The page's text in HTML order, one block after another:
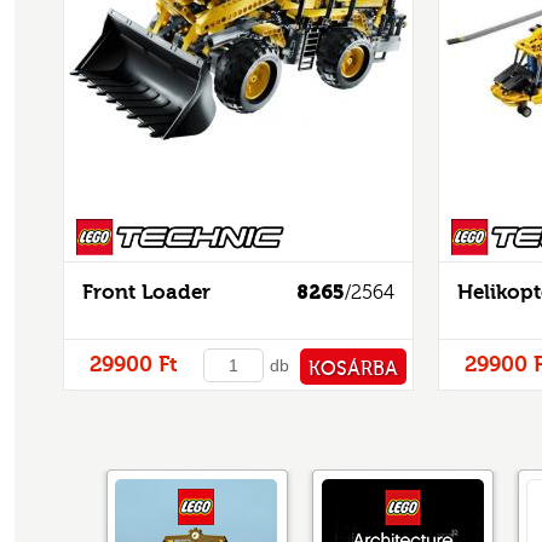
8265/2564
Front Loader
29900 Ft db KOSÁRBA 29900